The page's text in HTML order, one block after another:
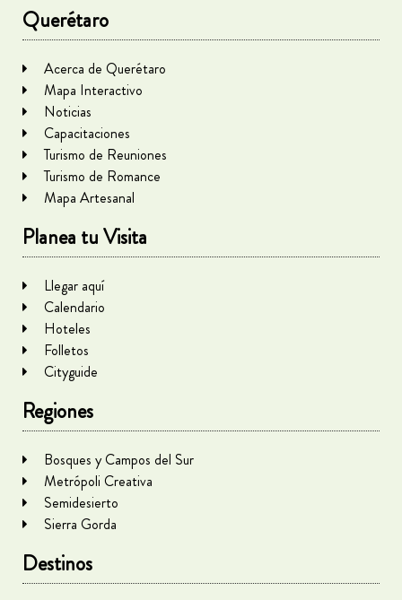
Querétaro
Acerca de Querétaro
Mapa Interactivo
Noticias
Capacitaciones
Turismo de Reuniones
Turismo de Romance
Mapa Artesanal
Planea tu Visita
Llegar aquí
Calendario
Hoteles
Folletos
Cityguide
Regiones
Bosques y Campos del Sur
Metrópoli Creativa
Semidesierto
Sierra Gorda
Destinos